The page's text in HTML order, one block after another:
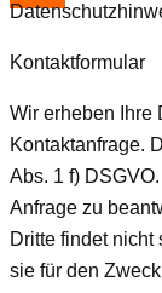
Kontaktformular
Wir erheben Ihre
Kontaktanfrage.
Abs. 1 f)
Anfrage zu
Dritte findet nicht
sie für den